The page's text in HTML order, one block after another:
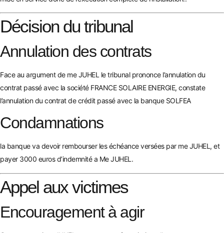
Décision du tribunal
Annulation des contrats
Face au argument de me JUHEL le tribunal prononce l’annulation du
contrat passé avec la société FRANCE SOLAIRE ENERGIE, constate
l’annulation du contrat de crédit passé avec la banque SOLFEA
Condamnations
la banque va devoir rembourser les échéance versées par me JUHEL, et
payer 3000 euros d’indemnité a Me JUHEL.
Appel aux victimes
Encouragement à agir